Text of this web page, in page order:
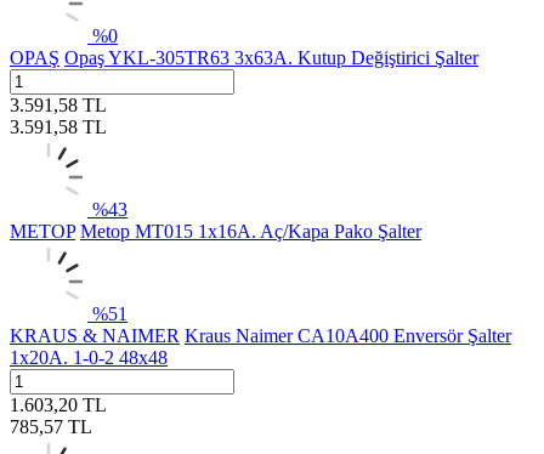
%0
OPAŞ Opaş YKL-305TR63 3x63A. Kutup Değiştirici Şalter
3.591,58 TL
3.591,58 TL
%43
METOP Metop MT015 1x16A. Aç/Kapa Pako Şalter
%51
KRAUS & NAIMER Kraus Naimer CA10A400 Enversör Şalter
1x20A. 1-0-2 48x48
1.603,20 TL
785,57 TL